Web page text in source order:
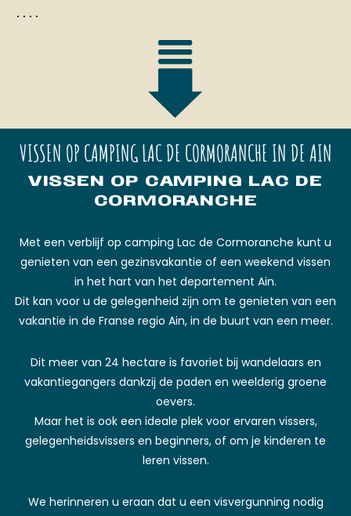
....
VISSEN OP CAMPING LAC DE CORMORANCHE IN DE AIN
VISSEN OP CAMPING LAC DE
CORMORANCHE
Met een verblijf op camping Lac de Cormoranche kunt u
genieten van een gezinsvakantie of een weekend vissen
in het hart van het departement Ain.
Dit kan voor u de gelegenheid zijn om te genieten van een
vakantie in de Franse regio Ain, in de buurt van een meer.
Dit meer van 24 hectare is favoriet bij wandelaars en
vakantiegangers dankzij de paden en weelderig groene
oevers.
Maar het is ook een ideale plek voor ervaren vissers,
gelegenheidsvissers en beginners, of om je kinderen te
leren vissen.
We herinneren u eraan dat u een visvergunning nodig